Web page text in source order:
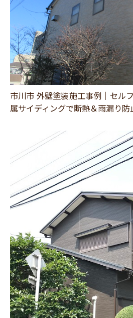
市川市 外壁塗装施工事例｜セル
属サイディングで断熱＆雨漏り防